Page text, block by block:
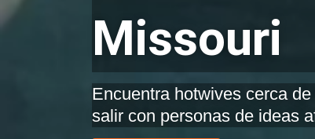
Missouri
Encuentra hotwives cerca
salir con personas de ideas